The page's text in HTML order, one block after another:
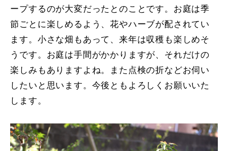
ープするのが大変だったとのことです。お庭は季
節ごとに楽しめるよう、花やハーブが配されてい
ます。小さな畑もあって、来年は収穫も楽しめそ
うです。お庭は手間がかかりますが、それだけの
楽しみもありますよね。また点検の折などお伺い
したいと思います。今後ともよろしくお願いいた
します。